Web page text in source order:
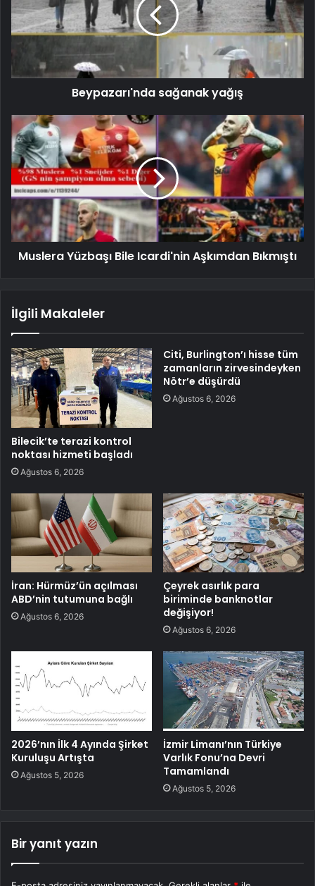
Beypazarı'nda sağanak yağış
Muslera Yüzbaşı Bile Icardi'nin Aşkımdan Bıkmıştı
İlgili Makaleler
Bilecik’te terazi kontrol
noktası hizmeti başladı
Ağustos 6, 2026
Citi, Burlington’ı hisse tüm
zamanların zirvesindeyken
Nötr’e düşürdü
Ağustos 6, 2026
İran: Hürmüz’ün açılması
ABD’nin tutumuna bağlı
Ağustos 6, 2026
Çeyrek asırlık para
biriminde banknotlar
değişiyor!
Ağustos 6, 2026
2026’nın İlk 4 Ayında Şirket
Kuruluşu Artışta
Ağustos 5, 2026
İzmir Limanı’nın Türkiye
Varlık Fonu’na Devri
Tamamlandı
Ağustos 5, 2026
Bir yanıt yazın